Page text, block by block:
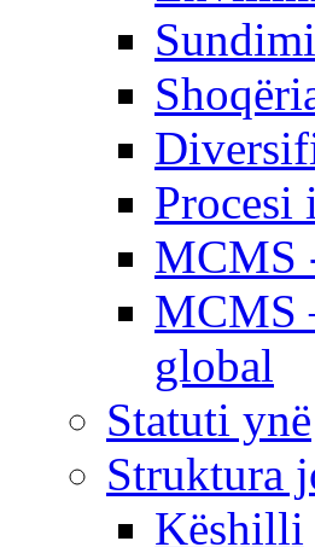
Procesi
MCMS
MCMS
global
Statuti ynë
Struktura
Këshilli